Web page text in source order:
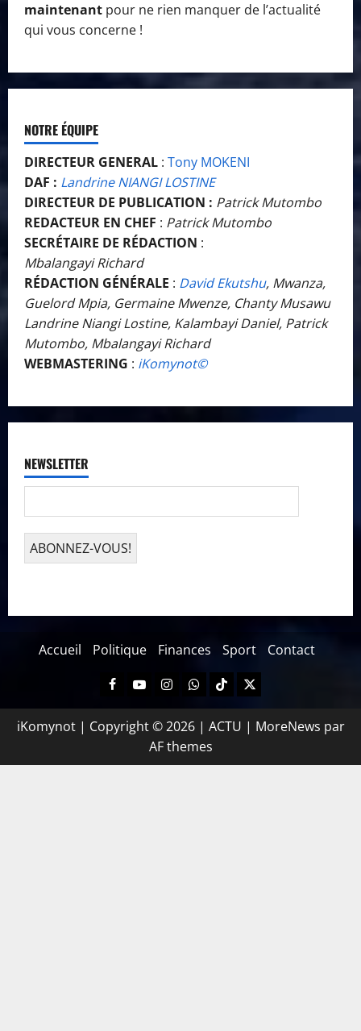
maintenant pour ne rien manquer de l’actualité
qui vous concerne !
NOTRE ÉQUIPE
DIRECTEUR GENERAL : Tony MOKENI
DAF : Landrine NIANGI LOSTINE
DIRECTEUR DE PUBLICATION : Patrick Mutombo
REDACTEUR EN CHEF : Patrick Mutombo
SECRÉTAIRE DE RÉDACTION :
Mbalangayi Richard
RÉDACTION GÉNÉRALE : David Ekutshu, Mwanza,
Guelord Mpia, Germaine Mwenze, Chanty Musawu
Landrine Niangi Lostine, Kalambayi Daniel, Patrick
Mutombo, Mbalangayi Richard
WEBMASTERING : iKomynot©️
NEWSLETTER
Accueil Politique Finances Sport Contact
iKomynot | Copyright © 2026 | ACTU | MoreNews par
AF themes